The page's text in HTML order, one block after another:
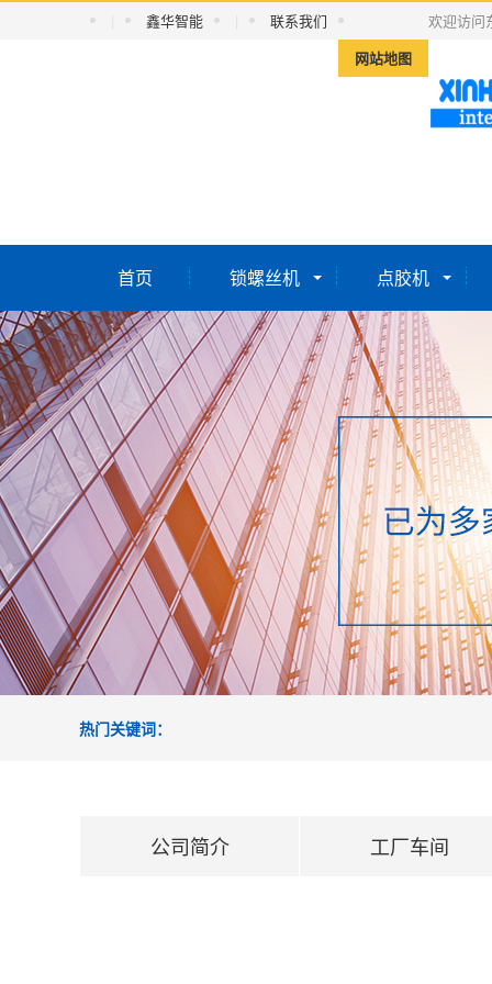
鑫华智能
联系我们
网站地图
欢迎访问
首页 锁螺丝机 点胶机
热门关键词：
公司简介 工厂车间